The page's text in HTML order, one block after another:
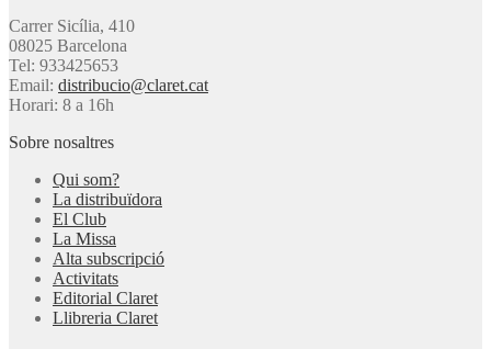
Carrer Sicília, 410
08025 Barcelona
Tel: 933425653
Email: distribucio@claret.cat
Horari: 8 a 16h
Sobre nosaltres
Qui som?
La distribuïdora
El Club
La Missa
Alta subscripció
Activitats
Editorial Claret
Llibreria Claret